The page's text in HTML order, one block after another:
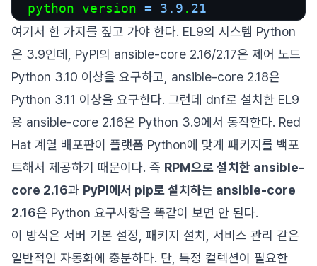
  python version
= 3.9 . 21
여기서 한 가지를 짚고 가야 한다. EL9의 시스템 Python
은 3.9인데, PyPI의 ansible-core 2.16/2.17은 제어 노드
Python 3.10 이상을 요구하고, ansible-core 2.18은
Python 3.11 이상을 요구한다. 그런데 dnf로 설치한 EL9
용 ansible-core 2.16은 Python 3.9에서 동작한다. Red
Hat 계열 배포판이 플랫폼 Python에 맞게 패키지를 백포
트해서 제공하기 때문이다. 즉 RPM으로 설치한 ansible-
core 2.16과 PyPI에서 pip로 설치하는 ansible-core
2.16은 Python 요구사항을 똑같이 보면 안 된다.
이 방식은 서버 기본 설정, 패키지 설치, 서비스 관리 같은
일반적인 자동화에 충분하다. 단, 특정 컬렉션이 필요한